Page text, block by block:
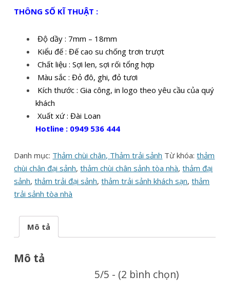
THÔNG SỐ KĨ THUẬT :
Độ dầy : 7mm – 18mm
Kiểu đế : Đế cao su chống trơn trượt
Chất liệu : Sợi len, sợi rối tổng hợp
Màu sắc : Đỏ đô, ghi, đỏ tươi
Kích thước : Gia công, in logo theo yêu cầu của quý
khách
Xuất xứ : Đài Loan
Hotline : 0949 536 444
Danh mục: Thảm chùi chân, Thảm trải sảnh Từ khóa:thảm
chùi chân đại sảnh,thảm chùi chân sảnh tòa nhà,thảm đại
sảnh,thảm trải đại sảnh,thảm trải sảnh khách sạn,thảm
trải sảnh tòa nhà
Mô tả
Mô tả
5/5 - (2 bình chọn)